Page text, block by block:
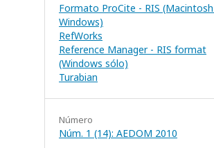
Formato ProCite - RIS
Windows)
RefWorks
Reference Manager - RIS format
(Windows sólo)
Turabian
Número
Núm. 1 (14): AEDOM 2010